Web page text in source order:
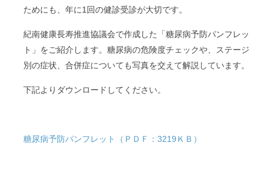
ためにも、年に1回の健診受診が大切です。
紀南健康長寿推進協議会で作成した「糖尿病予防パンフレッ
ト」をご紹介します。糖尿病の危険度チェックや、ステージ
別の症状、合併症についても写真を交えて解説しています。
下記よりダウンロードしてください。
糖尿病予防パンフレット（ＰＤＦ：3219ＫＢ）